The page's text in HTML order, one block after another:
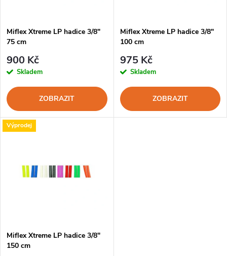
p
r
o
d
s
p
r
o
d
ů
Miflex Xtreme LP hadice 3/8"
75 cm
900 Kč
Skladem
ZOBRAZIT
Miflex Xtreme LP hadice 3/8"
100 cm
975 Kč
Skladem
ZOBRAZIT
Výprodej
Miflex Xtreme LP hadice 3/8"
150 cm